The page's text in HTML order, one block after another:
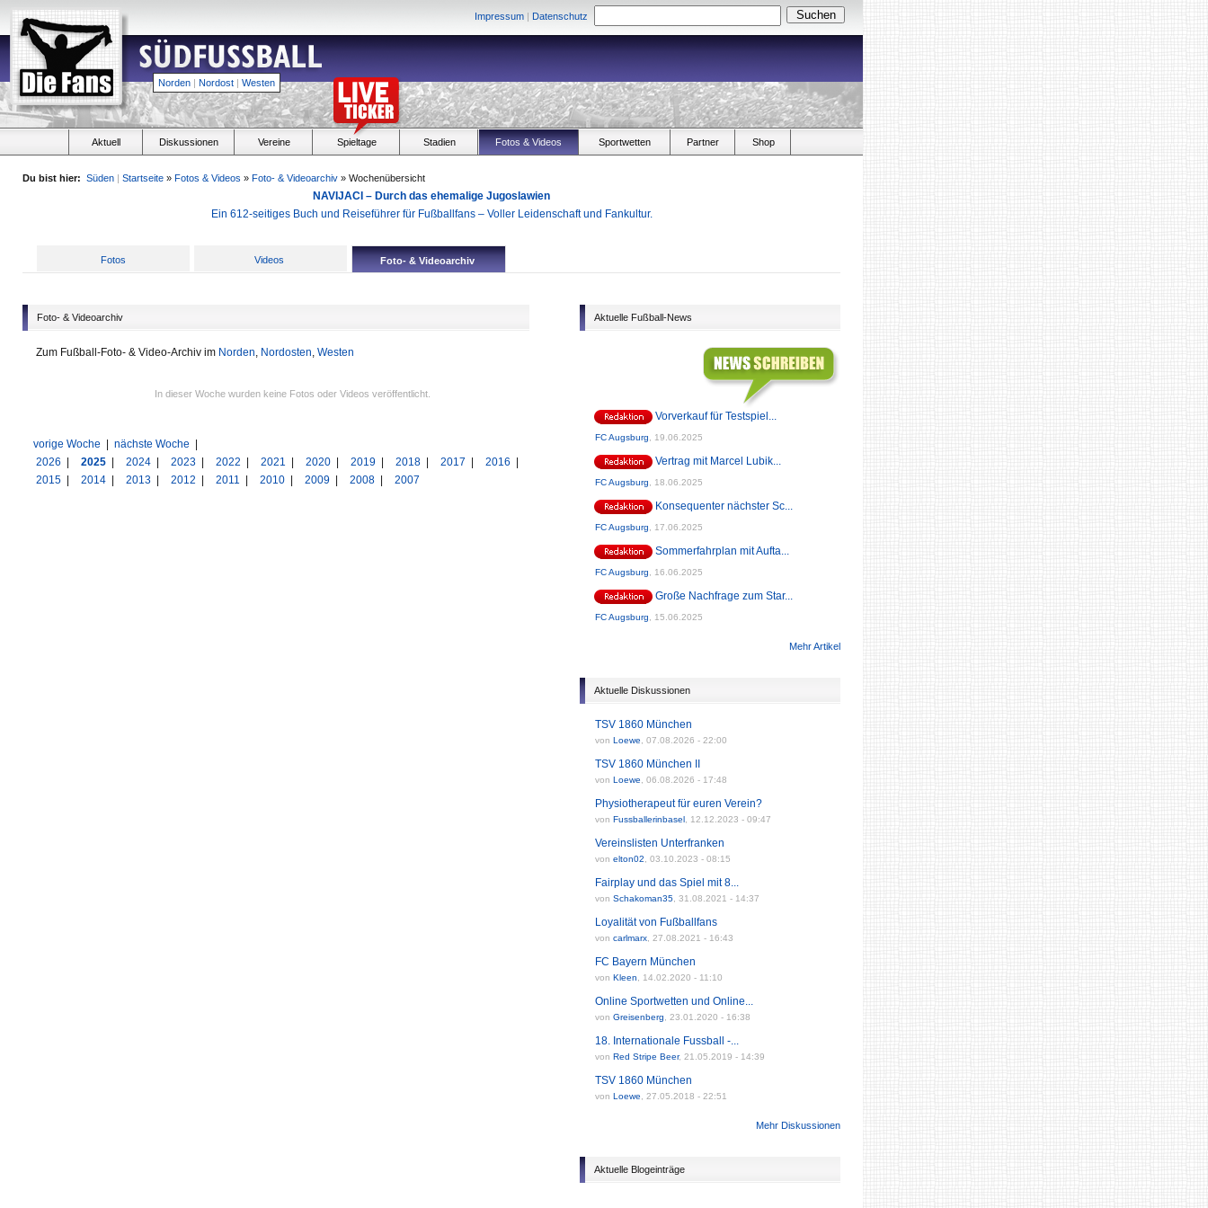
Impressum | Datenschutz
Norden | Nordost | Westen
Aktuell Diskussionen Vereine Spieltage Stadien Fotos & Videos Sportwetten Partner Shop
Du bist hier: Süden | Startseite » Fotos & Videos » Foto- & Videoarchiv » Wochenübersicht
NAVIJACI – Durch das ehemalige Jugoslawien
Ein 612-seitiges Buch und Reiseführer für Fußballfans – Voller Leidenschaft und Fankultur.
Fotos Videos Foto- & Videoarchiv
Foto- & Videoarchiv
Zum Fußball-Foto- & Video-Archiv im Norden, Nordosten, Westen
In dieser Woche wurden keine Fotos oder Videos veröffentlicht.
vorige Woche nächste Woche
2026
2025 2024 2023 2022 2021 2020 2019 2018 2017 2016
2015
2014 2013 2012 2011 2010 2009 2008 2007
Aktuelle Fußball-News
Vorverkauf für Testspiel...
FC Augsburg 19.06.2025
Vertrag mit Marcel Lubik...
FC Augsburg 18.06.2025
Konsequenter nächster Sc...
FC Augsburg 17.06.2025
Sommerfahrplan mit Aufta...
FC Augsburg 16.06.2025
Große Nachfrage zum Star...
FC Augsburg 15.06.2025
Mehr Artikel
Aktuelle Diskussionen
TSV 1860 München
von Loewe 07.08.2026 - 22:00
TSV 1860 München II
von Loewe 06.08.2026 - 17:48
Physiotherapeut für euren Verein?
von Fussballerinbasel 12.12.2023 - 09:47
Vereinslisten Unterfranken
von elton02 03.10.2023 - 08:15
Fairplay und das Spiel mit 8...
von Schakoman35 31.08.2021 - 14:37
Loyalität von Fußballfans
von carlmarx 27.08.2021 - 16:43
FC Bayern München
von Kleen 14.02.2020 - 11:10
Online Sportwetten und Online...
von Greisenberg 23.01.2020 - 16:38
18. Internationale Fussball -...
von Red Stripe Beer, 21.05.2019 - 14:39
TSV 1860 München
von Loewe 27.05.2018 - 22:51
Mehr Diskussionen
Aktuelle Blogeinträge